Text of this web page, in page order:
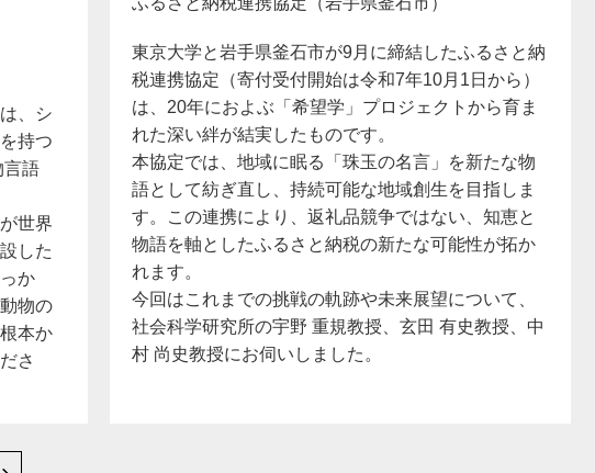
、シ
持つ
言語
世界
した
か
物の
本か
さ
東京大学と岩手県釜石市が9月に締結したふるさと納
税連携協定（寄付受付開始は令和7年10月1日から）
は、20年におよぶ「希望学」プロジェクトから育ま
れた深い絆が結実したものです。
本協定では、地域に眠る「珠玉の名言」を新たな物
語として紡ぎ直し、持続可能な地域創生を目指しま
す。この連携により、返礼品競争ではない、知恵と
物語を軸としたふるさと納税の新たな可能性が拓か
れます。
今回はこれまでの挑戦の軌跡や未来展望について、
社会科学研究所の宇野 重規教授、玄田 有史教授、中
村 尚史教授にお伺いしました。